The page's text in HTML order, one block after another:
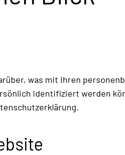
was mit Ihren
identifiziert werden